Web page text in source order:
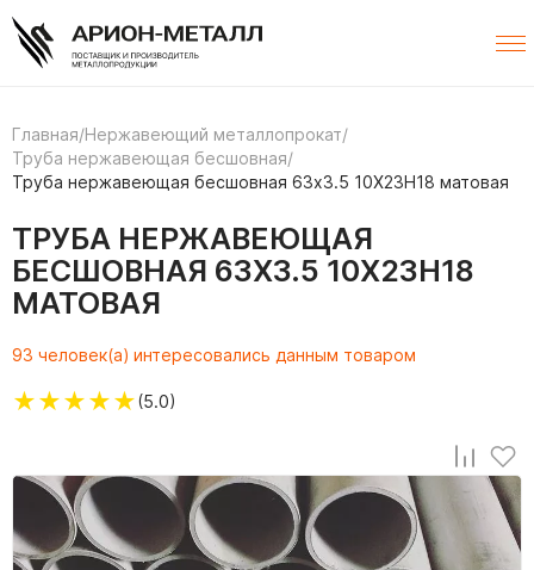
Главная/Нержавеющий металлопрокат/
Труба нержавеющая бесшовная/
Труба нержавеющая бесшовная 63х3.5 10Х23Н18 матовая
ТРУБА НЕРЖАВЕЮЩАЯ
БЕСШОВНАЯ 63Х3.5 10Х23Н18
МАТОВАЯ
93 человек(а) интересовались данным товаром
★★★★★(5.0)